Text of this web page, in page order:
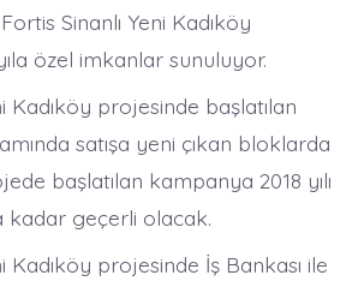
Sinanlı Yeni Kadıköy
özel imkanlar sunuluyor.
Kadıköy projesinde başlatılan
satışa yeni çıkan bloklarda
başlatılan kampanya 2018 yılı
kadar geçerli olacak.
Kadıköy projesinde İş Bankası ile